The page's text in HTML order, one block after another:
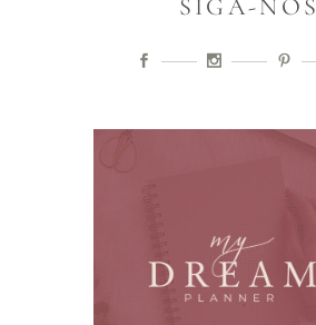
SIGA-NOS